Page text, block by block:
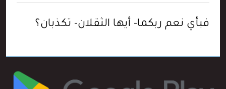
فبأي نعم ربكما- أيها الثقلان- تكذبان؟